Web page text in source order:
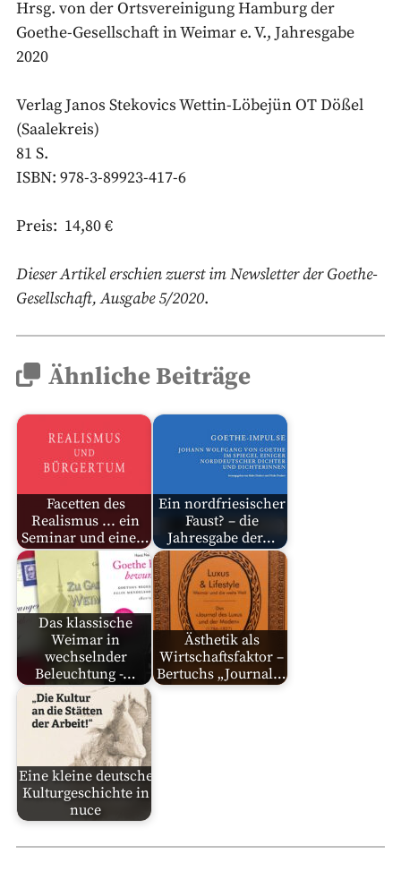
Hrsg. von der Ortsvereinigung Hamburg der
Goethe-Gesellschaft in Weimar e. V., Jahresgabe
2020
Verlag Janos Stekovics Wettin-Löbejün OT Dößel
(Saalekreis)
81 S.
ISBN: 978-3-89923-417-6
Preis: 14,80 €
Dieser Artikel erschien zuerst im Newsletter der Goethe-
Gesellschaft, Ausgabe 5/2020.
Ähnliche Beiträge
Facetten des
Realismus ... ein
Seminar und eine…
Ein nordfriesischer
Faust? – die
Jahresgabe der…
Das klassische
Weimar in
wechselnder
Beleuchtung -…
Ästhetik als
Wirtschaftsfaktor –
Bertuchs „Journal…
Eine kleine deutsche
Kulturgeschichte in
nuce